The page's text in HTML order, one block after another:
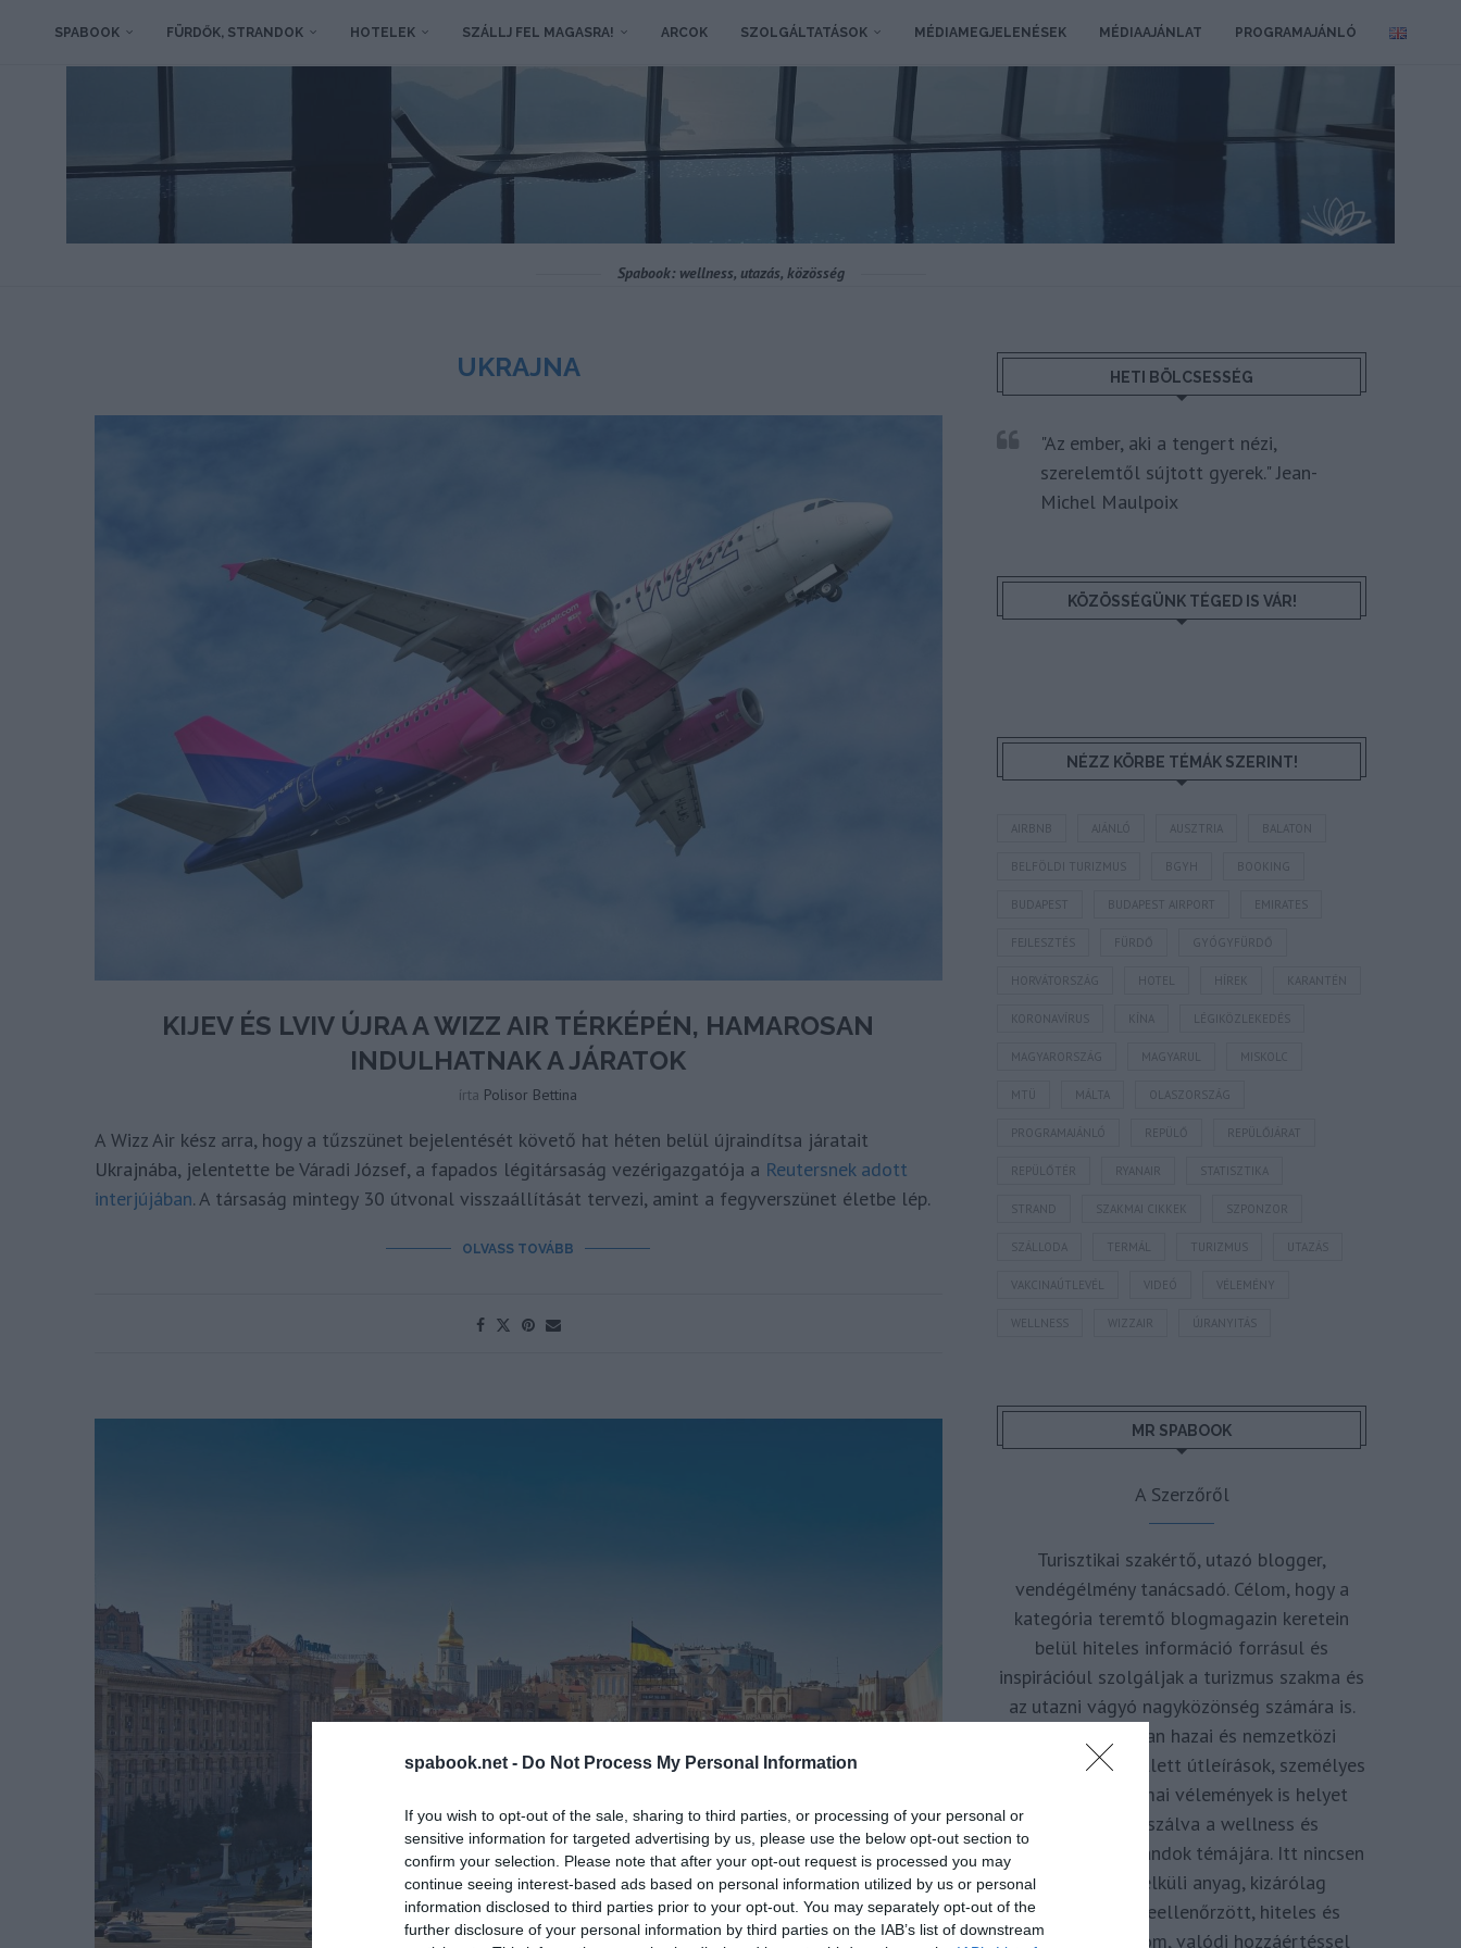
spabook.net - Do Not Process My Personal Information
If you wish to opt-out of the sale, sharing to third parties, or processing of your personal or
sensitive information for targeted advertising by us, please use the below opt-out section to
confirm your selection. Please note that after your opt-out request is processed you may
continue seeing interest-based ads based on personal information utilized by us or personal
information disclosed to third parties prior to your opt-out. You may separately opt-out of the
further disclosure of your personal information by third parties on the IAB’s list of downstream
SPABOOK FÜRDŐK, STRANDOK HOTELEK SZÁLLJ FEL MAGASRA! ARCOK SZOLGÁLTATÁSOK MÉDIAMEGJELENÉSEK MÉDIAAJÁNLAT PROGRAMAJÁNLÓ
Spabook: wellness, utazás, közösség
UKRAJNA
KIJEV ÉS LVIV ÚJRA A WIZZ AIR TÉRKÉPÉN, HAMAROSAN
INDULHATNAK A JÁRATOK
írta Polisor Bettina
A Wizz Air kész arra, hogy a tűzszünet bejelentését követő hat héten belül újraindítsa járatait
Ukrajnába, jelentette be Váradi József, a fapados légitársaság vezérigazgatója a Reutersnek adott
interjújában. A társaság mintegy 30 útvonal visszaállítását tervezi, amint a fegyverszünet életbe lép.
OLVASS TOVÁBB
HETI BÖLCSESSÉG
"Az ember, aki a tengert nézi,
szerelemtől sújtott gyerek." Jean-
Michel Maulpoix
KÖZÖSSÉGÜNK TÉGED IS VÁR!
NÉZZ KÖRBE TÉMÁK SZERINT!
AIRBNB AJÁNLÓ AUSZTRIA BALATON
BELFÖLDI TURIZMUS BGYH BOOKING
BUDAPEST BUDAPEST AIRPORT EMIRATES
FEJLESZTÉS FÜRDŐ GYÓGYFÜRDŐ
HORVÁTORSZÁG HOTEL HÍREK KARANTÉN
KORONAVÍRUS KÍNA LÉGIKÖZLEKEDÉS
MAGYARORSZÁG MAGYARUL MISKOLC
MTÜ MÁLTA OLASZORSZÁG
PROGRAMAJÁNLÓ REPÜLŐ REPÜLŐJÁRAT
REPÜLŐTÉR RYANAIR STATISZTIKA
STRAND SZAKMAI CIKKEK SZPONZOR
SZÁLLODA TERMÁL TURIZMUS UTAZÁS
VAKCINAÚTLEVÉL VIDEÓ VÉLEMÉNY
WELLNESS WIZZAIR ÚJRANYITÁS
MR SPABOOK
A Szerzőről
Turisztikai szakértő, utazó blogger,
vendégélmény tanácsadó. Célom, hogy a
kategória teremtő blogmagazin keretein
belül hiteles információ forrásul és
inspirációul szolgáljak a turizmus szakma és
az utazni vágyó nagyközönség számára is.
Repertoáromban hazai és nemzetközi
turizmus hírek mellett útleírások, személyes
ajánlók és szakmai vélemények is helyet
kapnak, fókuszálva a wellness és
termálfürdők, strandok témájára. Itt nincsen
hivatkozás nélküli anyag, kizárólag
többszörösen leellenőrzött, hiteles és
minőségi tartalom, valódi hozzáértéssel